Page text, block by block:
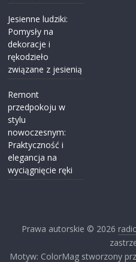
Jesienne ludziki:
Pomysły na
dekoracje i
rękodzieło
związane z jesienią
Remont
przedpokoju w
stylu
nowoczesnym:
Praktyczność i
elegancja na
wyciągnięcie ręki
Prawa autorskie © 2026
Motyw: ColorMag stworzony